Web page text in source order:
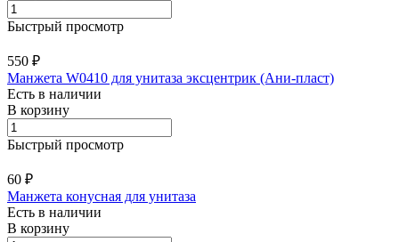
Быстрый просмотр
550 ₽
Манжета W0410 для унитаза эксцентрик (Ани-пласт)
Есть в наличии
В корзину
Быстрый просмотр
60 ₽
Манжета конусная для унитаза
Есть в наличии
В корзину